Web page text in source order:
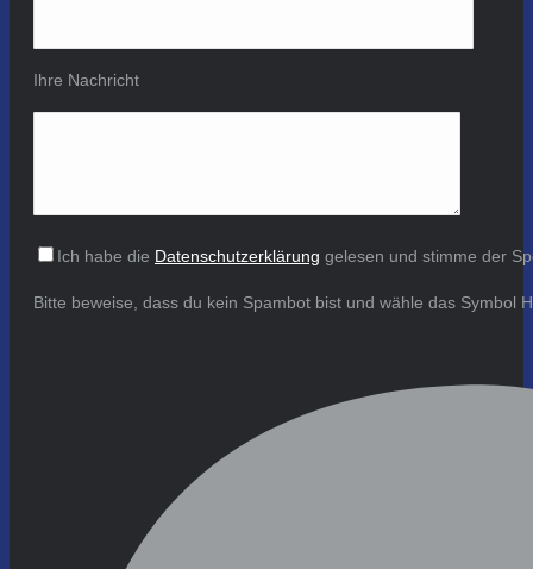
Ihre Nachricht
Ich habe die Datenschutzerklärung gelesen und stimme der
Bitte beweise, dass du kein Spambot bist und wähle das Symbol